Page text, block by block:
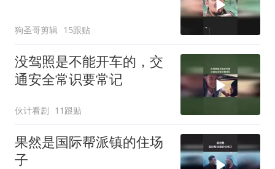
狗圣哥剪辑 15跟贴
没驾照是不能开车的，交
通安全常识要常记
伙计看剧 11跟贴
果然是国际帮派镇的住场
子